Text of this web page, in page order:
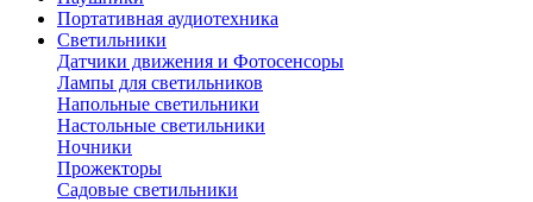
Портативная аудиотехника
Светильники
Датчики движения и Фотосенсоры
Лампы для светильников
Напольные светильники
Настольные светильники
Ночники
Прожекторы
Садовые светильники